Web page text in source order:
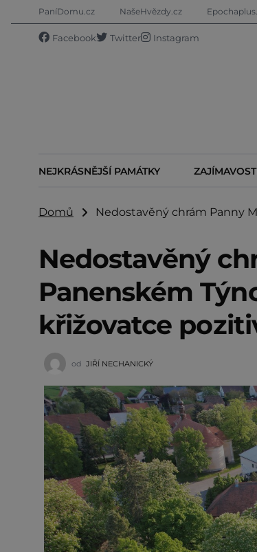
PaníDomu.cz NašeHvězdy.cz
Facebook Twitter Instagram
NEJKRÁSNĚJŠÍ PAMÁTKY
Domů Nedostavěný chrám Panny
Nedostavěný
Panenském
křižovatce
od JIŘÍ NECHANICKÝ